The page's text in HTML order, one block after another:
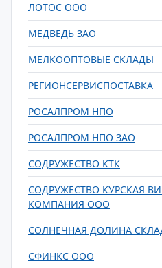
ЛОТОС ООО
МЕДВЕДЬ ЗАО
МЕЛКООПТОВЫЕ СКЛАДЫ
РЕГИОНСЕРВИСПОСТАВКА
РОСАЛПРОМ НПО
РОСАЛПРОМ НПО ЗАО
СОДРУЖЕСТВО КТК
СОДРУЖЕСТВО КУРСКАЯ
КОМПАНИЯ ООО
СОЛНЕЧНАЯ ДОЛИНА
СФИНКС ООО